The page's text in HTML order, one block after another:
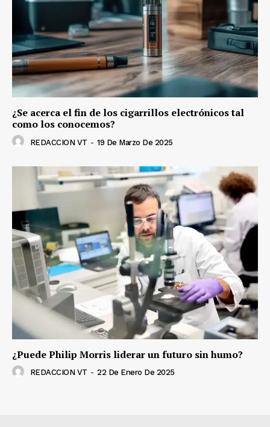
¿Se acerca el fin de los cigarrillos electrónicos tal
como los conocemos?
REDACCION VT - 19 De Marzo De 2025
¿Puede Philip Morris liderar un futuro sin humo?
REDACCION VT - 22 De Enero De 2025